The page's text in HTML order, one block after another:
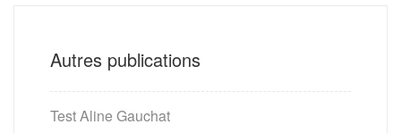
Autres publications
Test Aline Gauchat